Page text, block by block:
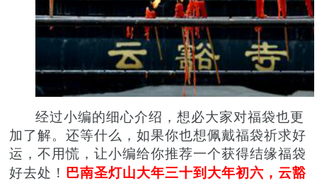
经过小编的细心介绍，想必大家对福袋也更
加了解。还等什么，如果你也想佩戴福袋祈求好
运，不用慌，让小编给你推荐一个获得结缘福袋
好去处 ！ 巴南圣灯山大年三十到大年初六，云豁